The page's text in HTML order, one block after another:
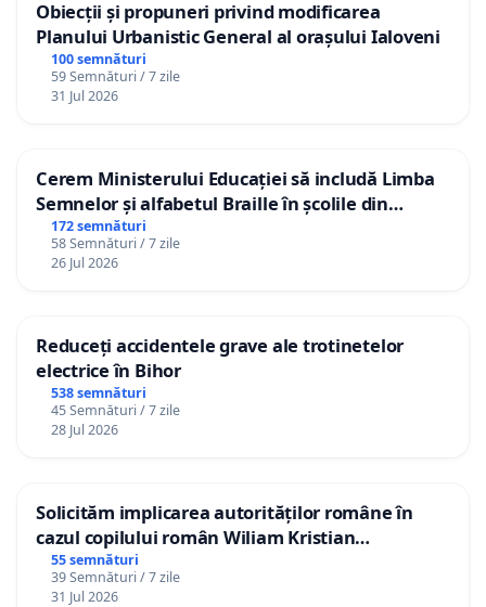
Obiecții și propuneri privind modificarea
Planului Urbanistic General al orașului Ialoveni
100 semnături
59 Semnături / 7 zile
31 Jul 2026
Cerem Ministerului Educației să includă Limba
Semnelor și alfabetul Braille în școlile din
Republica Moldova!
172 semnături
58 Semnături / 7 zile
26 Jul 2026
Reduceți accidentele grave ale trotinetelor
electrice în Bihor
538 semnături
45 Semnături / 7 zile
28 Jul 2026
Solicităm implicarea autorităților române în
cazul copilului român Wiliam Kristian
Gheorghe, aflat în plasament în Danemarca de
12 ani
55 semnături
39 Semnături / 7 zile
31 Jul 2026